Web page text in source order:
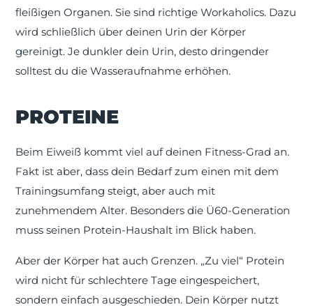
fleißigen Organen. Sie sind richtige Workaholics. Dazu
wird schließlich über deinen Urin der Körper
gereinigt. Je dunkler dein Urin, desto dringender
solltest du die Wasseraufnahme erhöhen.
PROTEINE
Beim Eiweiß kommt viel auf deinen Fitness-Grad an.
Fakt ist aber, dass dein Bedarf zum einen mit dem
Trainingsumfang steigt, aber auch mit
zunehmendem Alter. Besonders die Ü60-Generation
muss seinen Protein-Haushalt im Blick haben.
Aber der Körper hat auch Grenzen. „Zu viel“ Protein
wird nicht für schlechtere Tage eingespeichert,
sondern einfach ausgeschieden. Dein Körper nutzt